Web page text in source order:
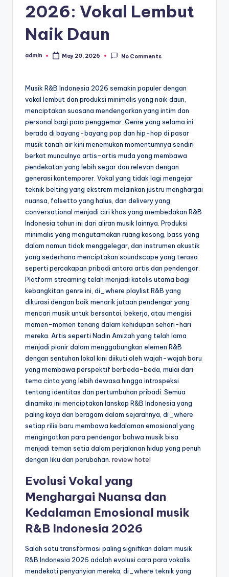
2026: Vokal Lembut
Naik Daun
Posted
admin May 20, 2026 No Comments
Musik R&B Indonesia 2026 semakin populer dengan
vokal lembut dan produksi minimalis yang naik daun,
menciptakan suasana mendengarkan yang intim dan
personal bagi para penggemar. Genre yang selama ini
berada di bayang-bayang pop dan hip-hop di pasar
musik tanah air kini menemukan momentumnya sendiri
berkat munculnya artis-artis muda yang membawa
pendekatan yang lebih segar dan relevan dengan
generasi kontemporer. Vokal yang tidak lagi mengejar
teknik belting yang ekstrem melainkan justru menghargai
nuansa, falsetto yang halus, dan delivery yang
conversational menjadi ciri khas yang membedakan R&B
Indonesia tahun ini dari aliran musik lainnya. Produksi
minimalis yang mengutamakan ruang kosong, bass yang
dalam namun tidak menggelegar, dan instrumen akustik
yang sederhana menciptakan soundscape yang terasa
seperti percakapan pribadi antara artis dan pendengar.
Platform streaming telah menjadi katalis utama bagi
kebangkitan genre ini, di_where playlist R&B yang
dikurasi dengan baik menarik jutaan pendengar yang
mencari musik untuk bersantai, bekerja, atau mengisi
momen-momen tenang dalam kehidupan sehari-hari
mereka. Artis seperti Nadin Amizah yang telah lama
menjadi pionir dalam menggabungkan elemen R&B
dengan sentuhan lokal kini diikuti oleh wajah-wajah baru
yang membawa perspektif berbeda-beda, mulai dari
tema cinta yang lebih dewasa hingga introspeksi
tentang identitas dan pertumbuhan pribadi. Semua
dinamika ini menciptakan lanskap R&B Indonesia yang
paling kaya dan beragam dalam sejarahnya, di_where
setiap rilis baru membawa kedalaman emosional yang
mengingatkan para pendengar bahwa musik bisa
menjadi teman setia dalam perjalanan hidup yang penuh
dengan liku dan perubahan. review hotel
Evolusi Vokal yang
Menghargai Nuansa dan
Kedalaman Emosional musik
R&B Indonesia 2026
Salah satu transformasi paling signifikan dalam musik
R&B Indonesia 2026 adalah evolusi cara para vokalis
mendekati penyanyian mereka, di_where teknik yang